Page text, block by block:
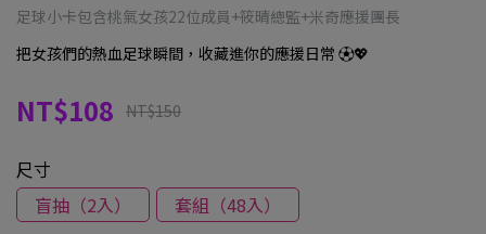
足球小卡包含桃氣女孩22位成員+筱晴總監+米奇應援團長
把女孩們的熱血足球瞬間，收藏進你的應援日常 ⚽💖
NT$108 NT$150
尺寸
盲抽（2入）
套組（48入）